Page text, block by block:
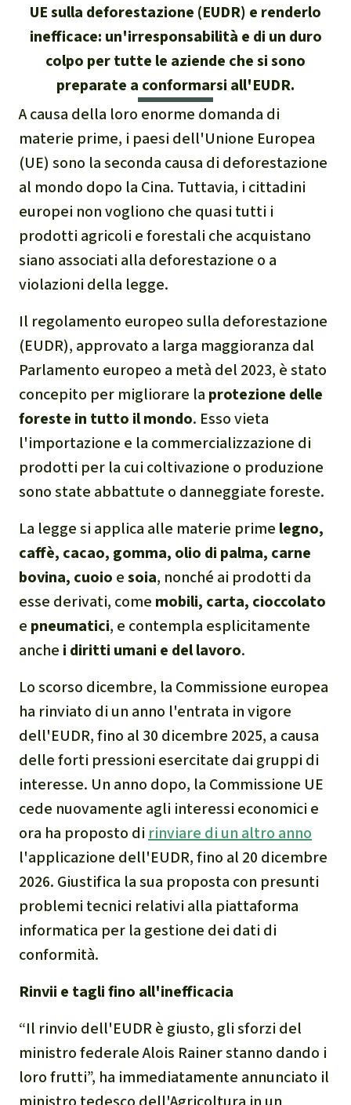
Biodiversità
Miniere
Landgrabbing
Difensori e Difensore
MDL
Soia
Incendi
Domande e risposte
Alluminio
Criminalità ambientale,
narcotraffico e territori
indigeni in Amazzonia
Problemi della
certificazione
Yasuní
Chaco
Domande e risposte
Commercio e traffico
internazionale di fauna e
flora selvatiche
Clima
Documento di sintesi sul
clima
Pandemia e ambientalismo
Cambiamento climatico
Français
Português
Indonesia
UE sulla deforestazione (EUDR) e renderlo
inefficace: un'irresponsabilità e di un duro
colpo per tutte le aziende che si sono
preparate a conformarsi all'EUDR.
A causa della loro enorme domanda di
materie prime, i paesi dell'Unione Europea
(UE) sono la seconda causa di deforestazione
al mondo dopo la Cina. Tuttavia, i cittadini
europei non vogliono che quasi tutti i
prodotti agricoli e forestali che acquistano
siano associati alla deforestazione o a
violazioni della legge.
Il regolamento europeo sulla deforestazione
(EUDR), approvato a larga maggioranza dal
Parlamento europeo a metà del 2023, è stato
concepito per migliorare la protezione delle
foreste in tutto il mondo. Esso vieta
l'importazione e la commercializzazione di
prodotti per la cui coltivazione o produzione
sono state abbattute o danneggiate foreste.
La legge si applica alle materie prime legno,
caffè, cacao, gomma, olio di palma, carne
bovina, cuoio esoia, nonché ai prodotti da
esse derivati, come mobili, carta, cioccolato
e pneumatici, e contempla esplicitamente
anche i diritti umani e del lavoro.
Lo scorso dicembre, la Commissione europea
ha rinviato di un anno l'entrata in vigore
dell'EUDR, fino al 30 dicembre 2025, a causa
delle forti pressioni esercitate dai gruppi di
interesse. Un anno dopo, la Commissione UE
cede nuovamente agli interessi economici e
ora ha proposto di rinviare di un altro anno
l'applicazione dell'EUDR, fino al 20 dicembre
2026. Giustifica la sua proposta con presunti
problemi tecnici relativi alla piattaforma
informatica per la gestione dei dati di
conformità.
Rinvii e tagli fino all'inefficacia
“Il rinvio dell'EUDR è giusto, gli sforzi del
ministro federale Alois Rainer stanno dando i
loro frutti”, ha immediatamente annunciato il